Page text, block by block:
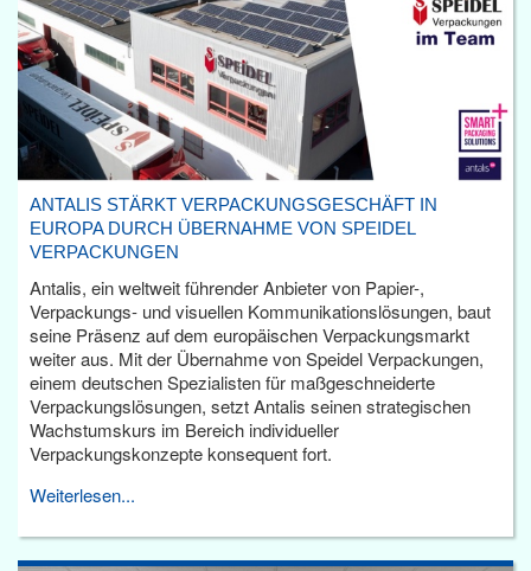
ANTALIS STÄRKT VERPACKUNGSGESCHÄFT IN
EUROPA DURCH ÜBERNAHME VON SPEIDEL
VERPACKUNGEN
Antalis, ein weltweit führender Anbieter von Papier-,
Verpackungs- und visuellen Kommunikationslösungen, baut
seine Präsenz auf dem europäischen Verpackungsmarkt
weiter aus. Mit der Übernahme von Speidel Verpackungen,
einem deutschen Spezialisten für maßgeschneiderte
Verpackungslösungen, setzt Antalis seinen strategischen
Wachstumskurs im Bereich individueller
Verpackungskonzepte konsequent fort.
Weiterlesen...